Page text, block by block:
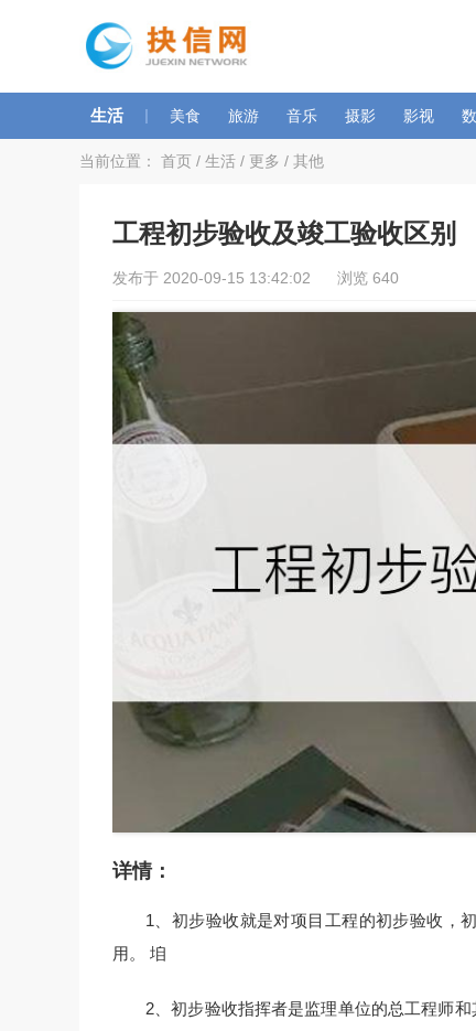
生活 | 美食 旅游 音乐 摄影 影视
当前位置： 首页 / 生活 / 更多 / 其他
工程初步验收及竣工验收区别
发布于 2020-09-15 13:42:02 浏览 640
详情：
1、初步验收就是对项目工程的初步验收，
用。 垍
2、初步验收指挥者是监理单位的总工程师